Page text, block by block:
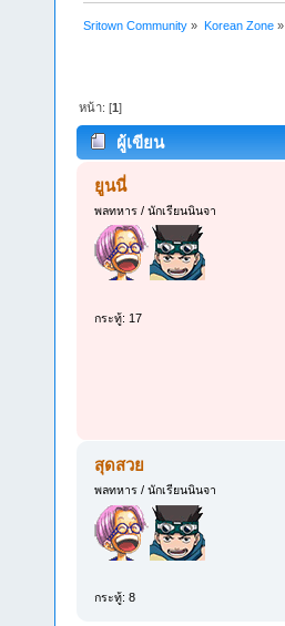
Sritown Community » Korean Zone»
หน้า: [1]
ผู้เขียน
ยูนนี่
พลทหาร / นักเรียนนินจา
กระทู้: 17
สุดสวย
พลทหาร / นักเรียนนินจา
กระทู้: 8